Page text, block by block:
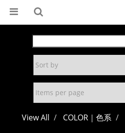
View All COLOR｜色系